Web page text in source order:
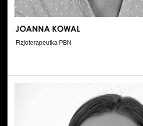
JOANNA KOWAL
Fizjoterapeutka PBN